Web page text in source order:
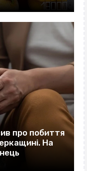
про побиття
На